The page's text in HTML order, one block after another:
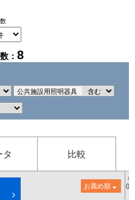
： 8
公共施設用照明器具
タ 比較
お薦め順
希
()